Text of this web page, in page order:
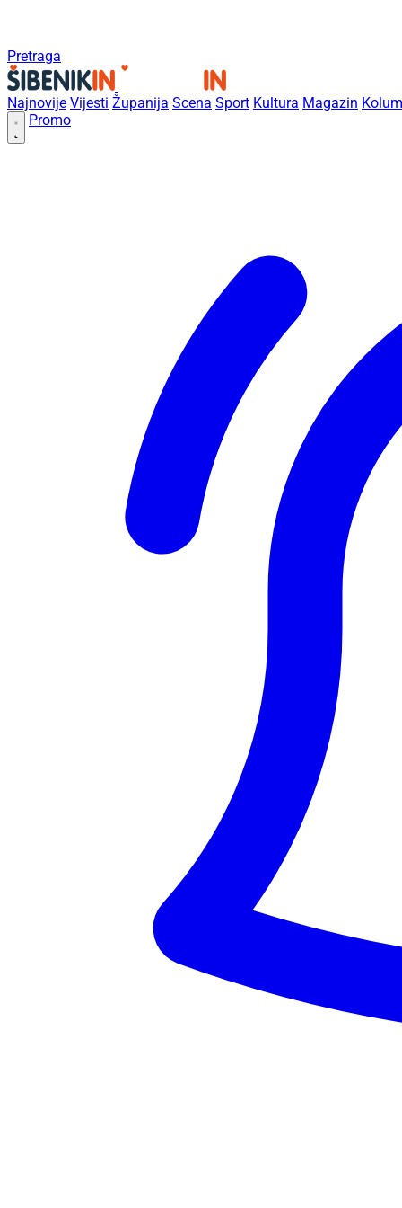
Pretraga
Najnovije Vijesti Županija Scena Sport Kultura Magazin
Promo